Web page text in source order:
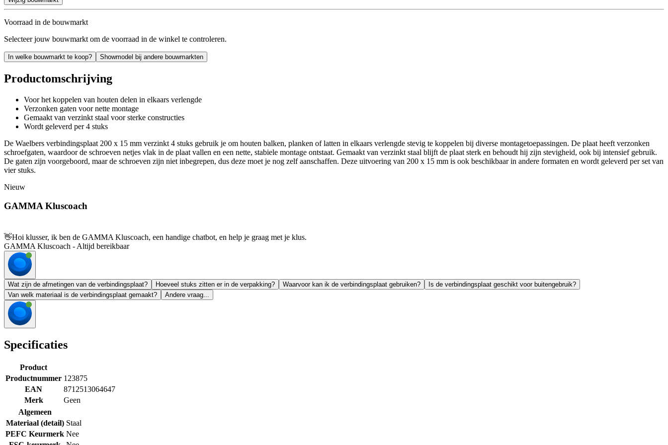
Voorraad in de bouwmarkt
Selecteer jouw bouwmarkt om de voorraad in de winkel te controleren.
In welke bouwmarkt te koop? Showmodel bij andere bouwmarkten
Productomschrijving
Voor het koppelen van houten delen in elkaars verlengde
Verzonken gaten voor nette montage
Gemaakt van verzinkt staal voor sterke constructies
Wordt geleverd per 4 stuks
De Waelbers verbindingsplaat 200 x 15 mm verzinkt 4 stuks gebruik je om houten balken, planken of latten in elkaars verlengde stevig te koppelen bij diverse montagetoepassingen. De plaat heeft verzonken
schroefgaten, waardoor de schroeven netjes vlak in de plaat vallen en een nette, stabiele montage ontstaat. Gemaakt van verzinkt staal blijft de plaat sterk en behoudt hij zijn stevigheid, ook bij intensief gebruik.
De gaten zijn voorgeboord, maar de schroeven zijn niet inbegrepen, dus deze moet je nog zelf aanschaffen. Deze uitvoering van 200 x 15 mm is ook beschikbaar in andere formaten en wordt geleverd per set van
vier stuks.
Nieuw
GAMMA Kluscoach
👋Hoi klusser, ik ben de GAMMA Kluscoach, een handige chatbot, en help je graag met je klus.
GAMMA Kluscoach - Altijd bereikbaar
Wat zijn de afmetingen van de verbindingsplaat? Hoeveel stuks zitten er in de verpakking? Waarvoor kan ik de verbindingsplaat gebruiken?
Is de verbindingsplaat geschikt voor buitengebruik?
Van welk materiaal is de verbindingsplaat gemaakt?
Andere vraag...
Specificaties
Product
Productnummer 123875
EAN
8712513064647
Merk
Geen
Algemeen
Materiaal (detail) Staal
PEFC Keurmerk Nee